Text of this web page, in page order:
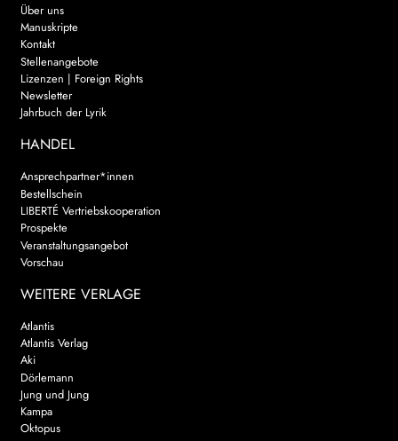
Über uns
Manuskripte
Kontakt
Stellenangebote
Lizenzen | Foreign Rights
Newsletter
Jahrbuch der Lyrik
HANDEL
Ansprechpartner*innen
Bestellschein
LIBERTÉ Vertriebskooperation
Prospekte
Veranstaltungsangebot
Vorschau
WEITERE VERLAGE
Atlantis
Atlantis Verlag
Aki
Dörlemann
Jung und Jung
Kampa
Oktopus